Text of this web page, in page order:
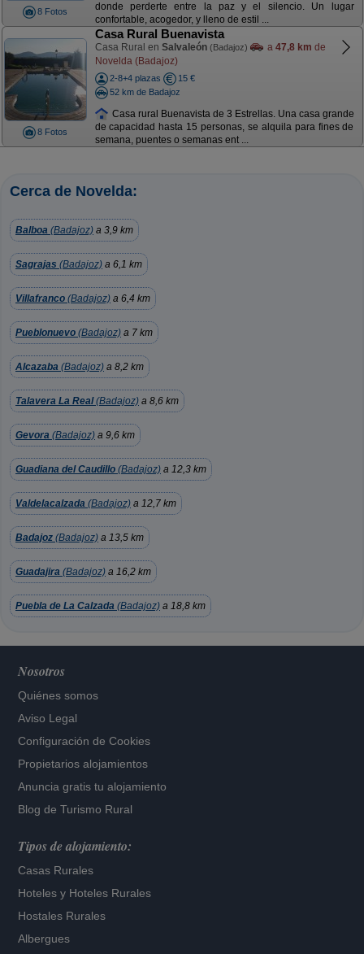
8 Fotos
donde perderte entre la paz y el silencio. Un lugar
confortable, acogedor, y lleno de estil ...
8 Fotos
Casa Rural Buenavista
Casa Rural en Salvaleón (Badajoz) a 47,8 km de
Novelda (Badajoz)
2-8+4 plazas
15 €
52 km de Badajoz
Casa rural Buenavista de 3 Estrellas. Una casa grande
de capacidad hasta 15 personas, se alquila para fines de
semana, puentes o semanas ent ...
Cerca de Novelda:
Balboa (Badajoz) a 3,9 km
Sagrajas (Badajoz) a 6,1 km
Villafranco (Badajoz) a 6,4 km
Pueblonuevo (Badajoz) a 7 km
Alcazaba (Badajoz) a 8,2 km
Talavera La Real(Badajoz) a 8,6 km
Gevora (Badajoz) a 9,6 km
Guadiana del Caudillo (Badajoz) a 12,3 km
Valdelacalzada (Badajoz) a 12,7 km
Badajoz (Badajoz) a 13,5 km
Guadajira (Badajoz) a 16,2 km
Puebla de La Calzada (Badajoz) a 18,8 km
Nosotros
Quiénes somos
Aviso Legal
Configuración de Cookies
Propietarios alojamientos
Anuncia gratis tu alojamiento
Blog de Turismo Rural
Tipos de alojamiento:
Casas Rurales
Hoteles y Hoteles Rurales
Hostales Rurales
Albergues